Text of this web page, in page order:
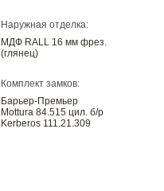
Наружная отделка:
МДФ RALL 16 мм фрез.
(глянец)
Комплект замков:
Барьер-Премьер
Mottura 84.515 цил. б/р
Kerberos 111.21.309